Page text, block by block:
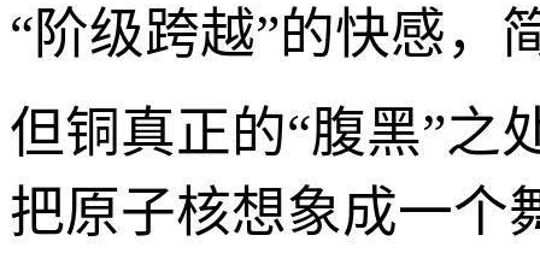
“阶级跨越”的快感，
但铜真正的“腹黑”
把原子核想象成一个